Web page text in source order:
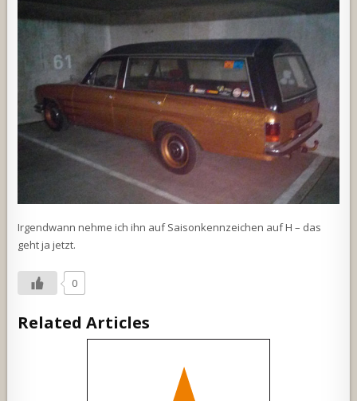
Irgendwann nehme ich ihn auf Saisonkennzeichen auf H – das
geht ja jetzt.
0
Related Articles